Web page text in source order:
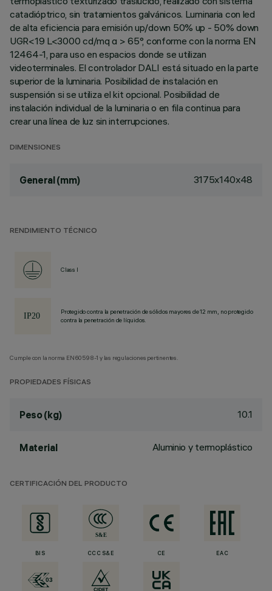
catadióptrico, sin tratamientos galvánicos. Luminaria con led
de alta eficiencia para emisión up/down 50% up - 50% down
UGR<19 L<3000 cd/mq α > 65°, conforme con la norma EN
12464-1, para uso en espacios donde se utilizan
videoterminales. El controlador DALI está situado en la parte
superior de la luminaria. Posibilidad de instalación en
suspensión si se utiliza el kit opcional. Posibilidad de
instalación individual de la luminaria o en fila continua para
crear una línea de luz sin interrupciones.
DIMENSIONES
General (mm) 3175x140x48
RENDIMIENTO TÉCNICO
Class I
Protegido contra la penetración de sólidos mayores de 12 mm, no protegido
contra la penetración de líquidos.
Cumple con la norma EN60598-1 y las regulaciones pertinentes.
PROPIEDADES FÍSICAS
Peso (kg) 10.1
Material Aluminio y termoplástico
CERTIFICACIÓN DEL PRODUCTO
BIS CCC S&E CE EAC